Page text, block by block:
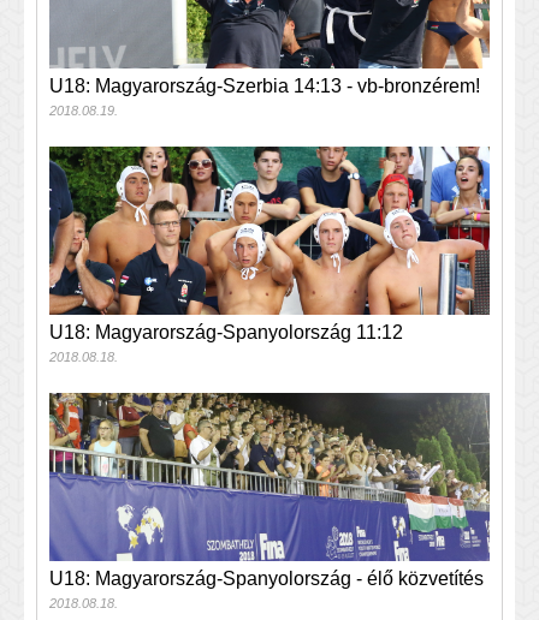
U18: Magyarország-Szerbia 14:13 - vb-bronzérem!
2018.08.19.
U18: Magyarország-Spanyolország 11:12
2018.08.18.
U18: Magyarország-Spanyolország - élő közvetítés
2018.08.18.